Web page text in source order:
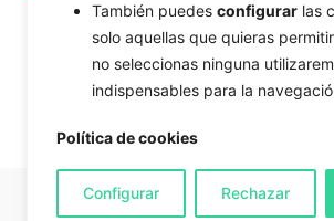
También puedes configurar las
solo aquellas que quieras
no seleccionas ninguna
indispensables para la
Política de cookies
Configurar Rechazar